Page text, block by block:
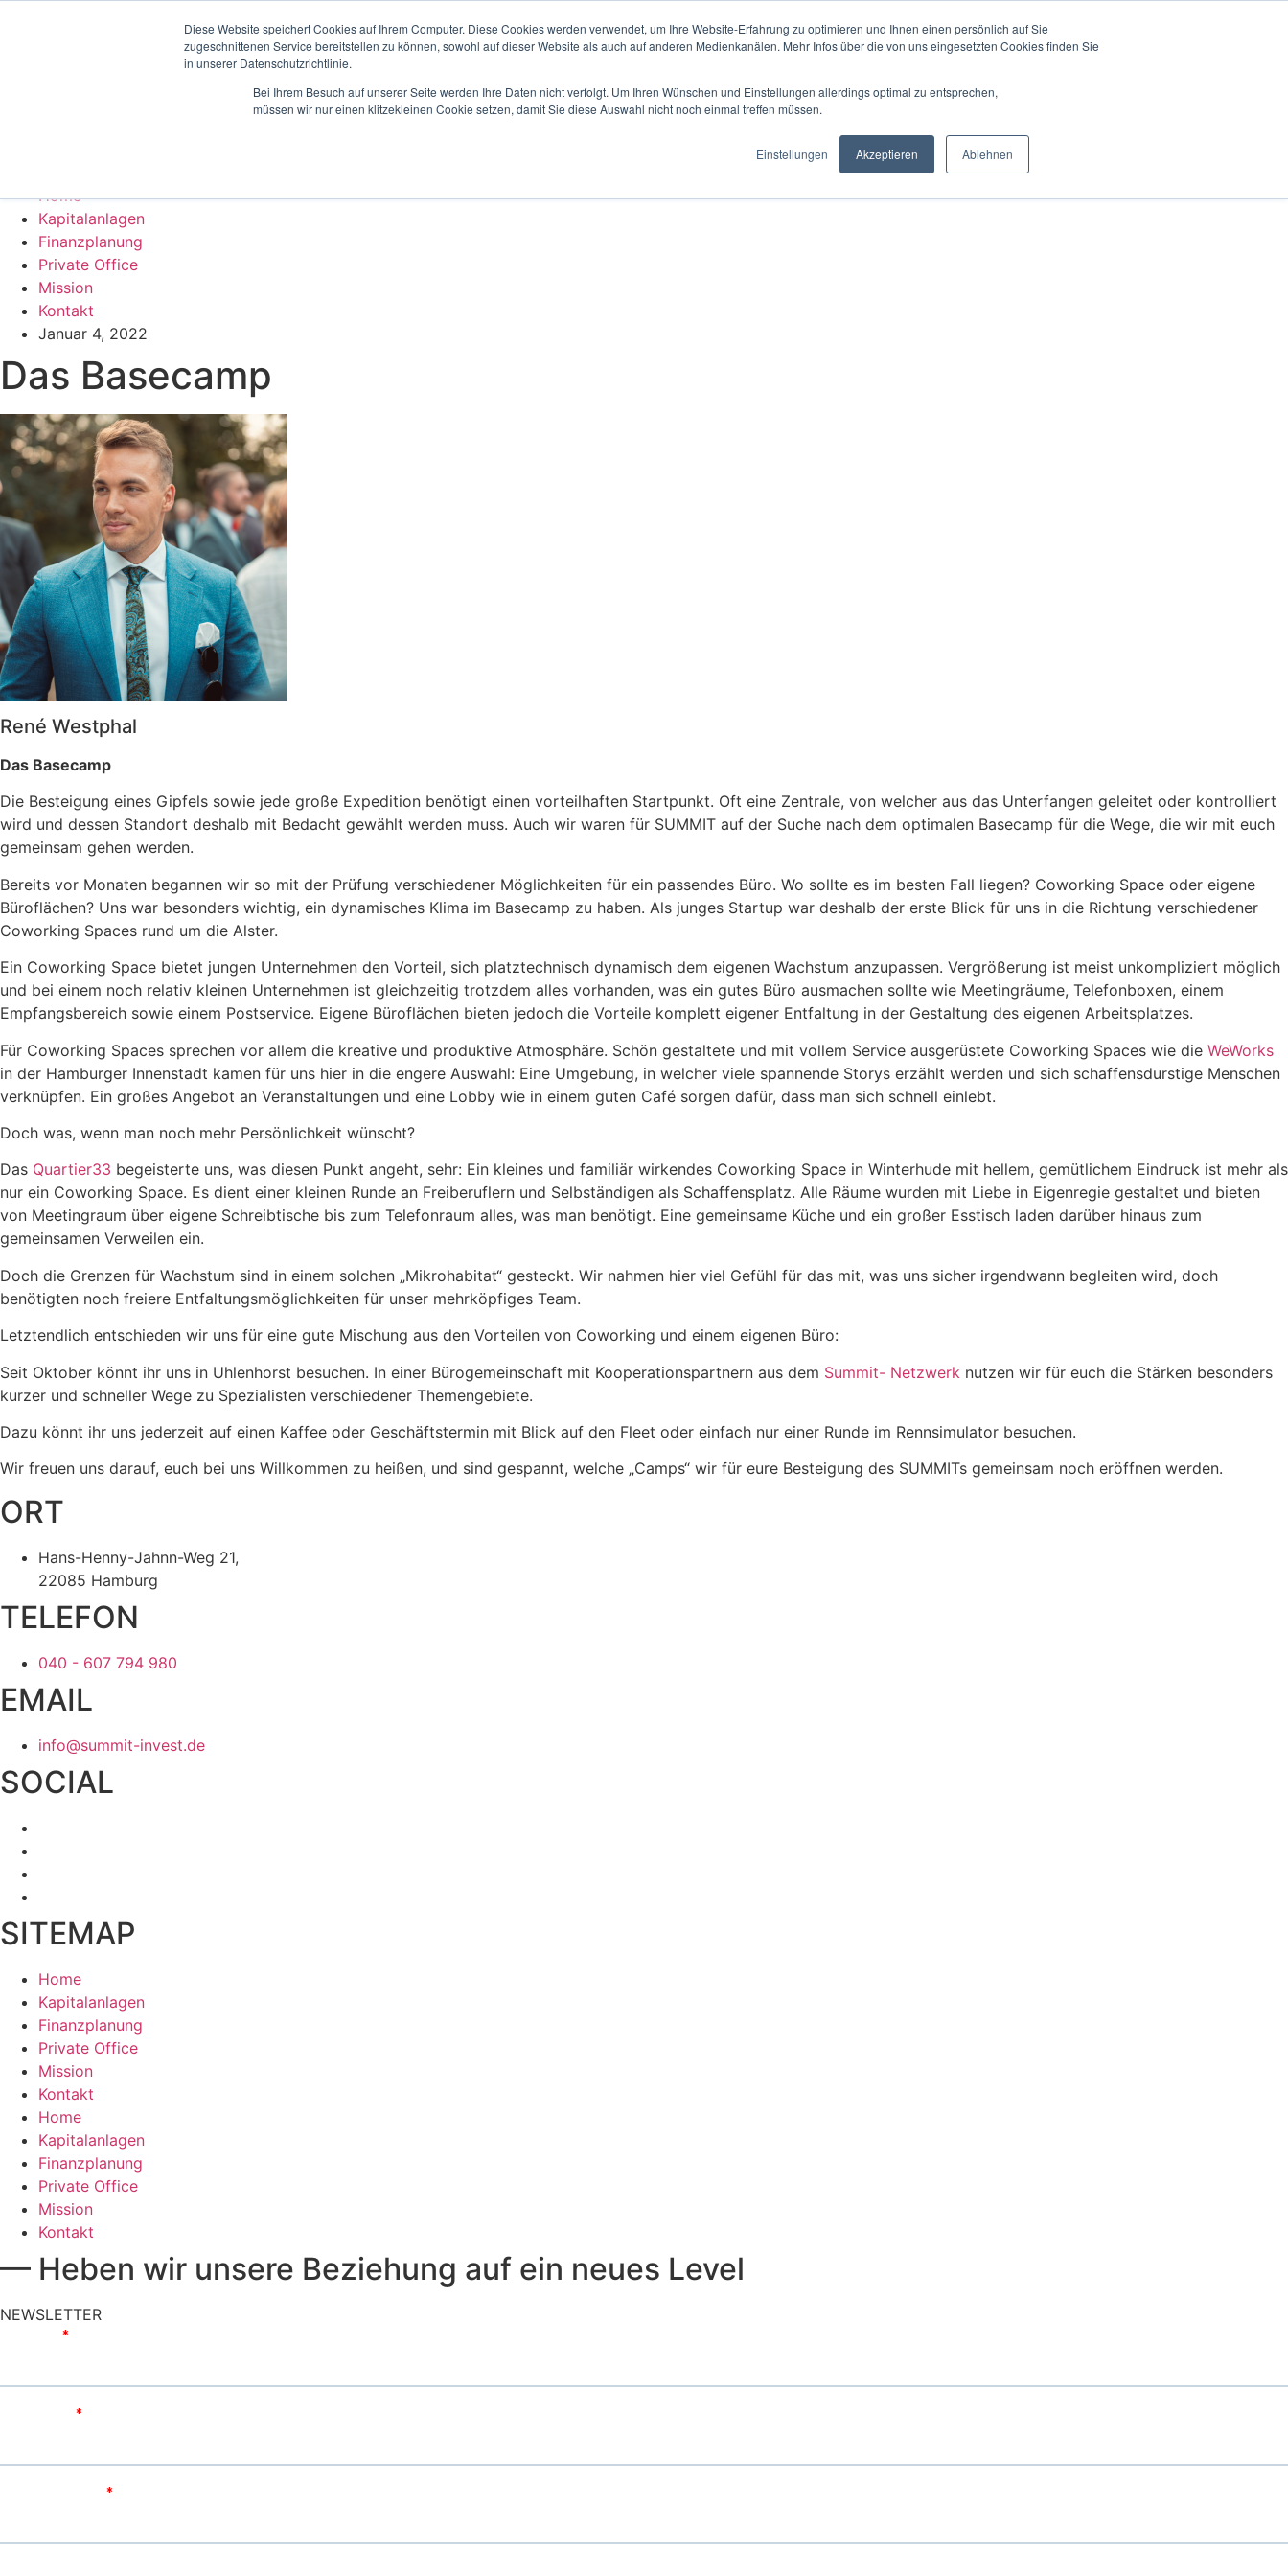
Diese Website speichert Cookies auf Ihrem Computer. Diese Cookies werden verwendet, um Ihre Website-Erfahrung zu optimieren und Ihnen einen persönlich auf Sie
zugeschnittenen Service bereitstellen zu können, sowohl auf dieser Website als auch auf anderen Medienkanälen. Mehr Infos über die von uns eingesetzten Cookies finden Sie
in unserer Datenschutzrichtlinie.
Bei Ihrem Besuch auf unserer Seite werden Ihre Daten nicht verfolgt. Um Ihren Wünschen und Einstellungen allerdings optimal zu entsprechen,
müssen wir nur einen klitzekleinen Cookie setzen, damit Sie diese Auswahl nicht noch einmal treffen müssen.
Einstellungen Akzeptieren Ablehnen
Home
Kapitalanlagen
Finanzplanung
Private Office
Mission
Kontakt
Januar 4, 2022
Das Basecamp
René Westphal
Das Basecamp
Die Besteigung eines Gipfels sowie jede große Expedition benötigt einen vorteilhaften Startpunkt. Oft eine Zentrale, von welcher aus das Unterfangen geleitet oder kontrolliert
wird und dessen Standort deshalb mit Bedacht gewählt werden muss. Auch wir waren für SUMMIT auf der Suche nach dem optimalen Basecamp für die Wege, die wir mit euch
gemeinsam gehen werden.
Bereits vor Monaten begannen wir so mit der Prüfung verschiedener Möglichkeiten für ein passendes Büro. Wo sollte es im besten Fall liegen? Coworking Space oder eigene
Büroflächen? Uns war besonders wichtig, ein dynamisches Klima im Basecamp zu haben. Als junges Startup war deshalb der erste Blick für uns in die Richtung verschiedener
Coworking Spaces rund um die Alster.
Ein Coworking Space bietet jungen Unternehmen den Vorteil, sich platztechnisch dynamisch dem eigenen Wachstum anzupassen. Vergrößerung ist meist unkompliziert möglich
und bei einem noch relativ kleinen Unternehmen ist gleichzeitig trotzdem alles vorhanden, was ein gutes Büro ausmachen sollte wie Meetingräume, Telefonboxen, einem
Empfangsbereich sowie einem Postservice. Eigene Büroflächen bieten jedoch die Vorteile komplett eigener Entfaltung in der Gestaltung des eigenen Arbeitsplatzes.
Für Coworking Spaces sprechen vor allem die kreative und produktive Atmosphäre. Schön gestaltete und mit vollem Service ausgerüstete Coworking Spaces wie die WeWorks
in der Hamburger Innenstadt kamen für uns hier in die engere Auswahl: Eine Umgebung, in welcher viele spannende Storys erzählt werden und sich schaffensdurstige Menschen
verknüpfen. Ein großes Angebot an Veranstaltungen und eine Lobby wie in einem guten Café sorgen dafür, dass man sich schnell einlebt.
Doch was, wenn man noch mehr Persönlichkeit wünscht?
Das Quartier33 begeisterte uns, was diesen Punkt angeht, sehr: Ein kleines und familiär wirkendes Coworking Space in Winterhude mit hellem, gemütlichem Eindruck ist mehr als
nur ein Coworking Space. Es dient einer kleinen Runde an Freiberuflern und Selbständigen als Schaffensplatz. Alle Räume wurden mit Liebe in Eigenregie gestaltet und bieten
von Meetingraum über eigene Schreibtische bis zum Telefonraum alles, was man benötigt. Eine gemeinsame Küche und ein großer Esstisch laden darüber hinaus zum
gemeinsamen Verweilen ein.
Doch die Grenzen für Wachstum sind in einem solchen „Mikrohabitat“ gesteckt. Wir nahmen hier viel Gefühl für das mit, was uns sicher irgendwann begleiten wird, doch
benötigten noch freiere Entfaltungsmöglichkeiten für unser mehrköpfiges Team.
Letztendlich entschieden wir uns für eine gute Mischung aus den Vorteilen von Coworking und einem eigenen Büro:
Seit Oktober könnt ihr uns in Uhlenhorst besuchen. In einer Bürogemeinschaft mit Kooperationspartnern aus dem Summit- Netzwerk nutzen wir für euch die Stärken besonders
kurzer und schneller Wege zu Spezialisten verschiedener Themengebiete.
Dazu könnt ihr uns jederzeit auf einen Kaffee oder Geschäftstermin mit Blick auf den Fleet oder einfach nur einer Runde im Rennsimulator besuchen.
Wir freuen uns darauf, euch bei uns Willkommen zu heißen, und sind gespannt, welche „Camps“ wir für eure Besteigung des SUMMITs gemeinsam noch eröffnen werden.
ORT
Hans-Henny-Jahnn-Weg 21,
22085 Hamburg
TELEFON
040 - 607 794 980
EMAIL
info@summit-invest.de
SOCIAL
SITEMAP
Home
Kapitalanlagen
Finanzplanung
Private Office
Mission
Kontakt
Home
Kapitalanlagen
Finanzplanung
Private Office
Mission
Kontakt
— Heben wir unsere Beziehung auf ein neues Level
NEWSLETTER